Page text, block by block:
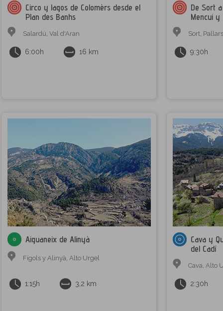
Circo y lagos de Colomèrs desde el
Plan des Banhs
Salardú, Val d'Aran
6:00h 16 km
De Sort
Mencui y
Sort,
9:30h
Aiguaneix de Alinyà
Fígols y Alinyà, Alto Urgel
1:15h 3,2 km
Cava y
del Cadí
Cava, Alto
2:30h